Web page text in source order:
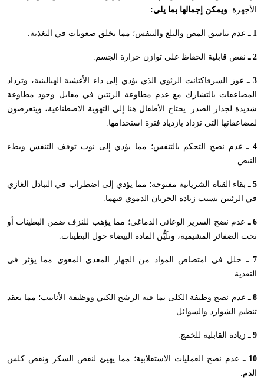
الأجهزة. ويمكن إجمالها بما يلي:
1 ـ عدم تناسق المص والبلع والتنفس؛ مما يخلق صعوبات في التغذية.
2 ـ نقص قابلية الحفاظ على توازن حرارة الجسم.
3 ـ
عوز السرفاكتانت الرئوي الذي يؤدي إلى داء الأغشية الهيالينية، وتزداد
المضاعفات بالتشارك مع عدم مطاوعة الرئتين في مقابل وجود مطاوعة
شديدة لجدار الصدر. يحتاج الأطفال هنا إلى التهوية الاصطناعية، ويتعرضون
لمضاعفاتها التي تزداد بازدياد فترة استخدامها.
4 ـ
عدم نضج التحكم بالتنفس؛ مما يؤدي إلى نوب توقف التنفس وبطء
النبض.
5 ـ
بقاء القناة الشريانية مفتوحة؛ مما يؤدي إلى اضطراب في التبادل الغازي
في الرئتين بسبب زيادة الجريان الدموي فيهما.
6 ـ
عدم نضج السرير الوعائي الدماغي؛ مما يؤهب للنزف ضمن البطينات أو
تحت الضفائر المشيمية، وتلَيُّن المادة البيضاء حول البطينات.
7 ـ
خلل في امتصاص المواد من الجهاز المعدي المعوي مما يؤثر في
التغذية.
8 ـ
عدم نضج وظيفة الكلى بما فيه الرشح الكبي ووظيفة الأنابيب؛ مما يعقد
تنظيم الشوارد والسوائل.
9 ـ زيادة القابلية للخمج.
10 ـ
عدم نضج العمليات الاستقلابية؛ مما يهيئ لنقص السكر ونقص كلس
الدم.